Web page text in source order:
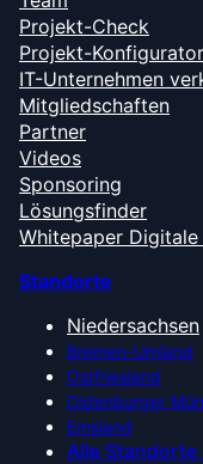
Projekt-Check
Projekt-Konfigurator
IT-Unternehmen
Mitgliedschaften
Partner
Videos
Sponsoring
Lösungsfinder
Whitepaper
Standorte
Niedersachsen
Bremen-Umland
Ostfriesland
Oldenburger
Emsland
Alle Standorte